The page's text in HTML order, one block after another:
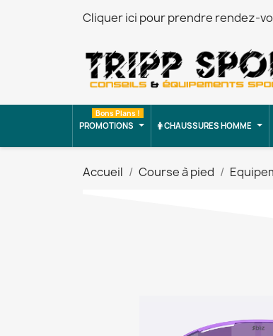
Cliquer ici pour prendre rendez-
PROMOTIONS
Bons Plans !
CHAUSSURES HOMME
Accueil Course à pied